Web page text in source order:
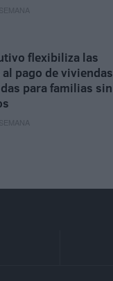
flexibiliza las
al pago de viviendas
para familias sin